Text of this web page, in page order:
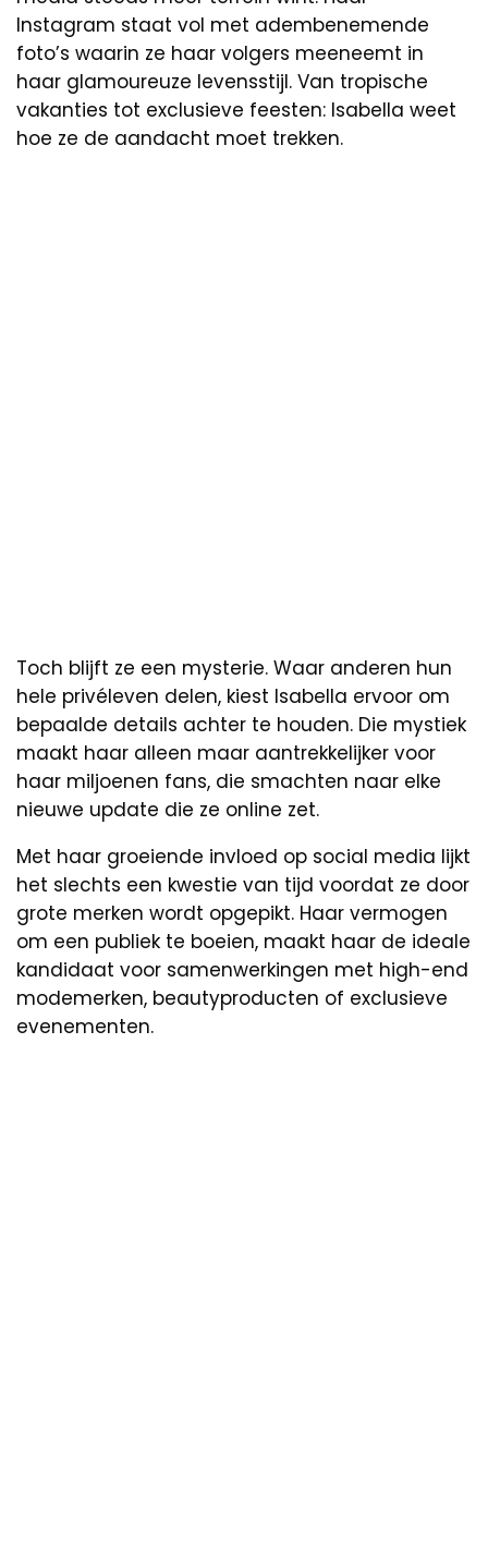
Instagram staat vol met adembenemende
foto’s waarin ze haar volgers meeneemt in
haar glamoureuze levensstijl. Van tropische
vakanties tot exclusieve feesten: Isabella weet
hoe ze de aandacht moet trekken.
Toch blijft ze een mysterie. Waar anderen hun
hele privéleven delen, kiest Isabella ervoor om
bepaalde details achter te houden. Die mystiek
maakt haar alleen maar aantrekkelijker voor
haar miljoenen fans, die smachten naar elke
nieuwe update die ze online zet.
Met haar groeiende invloed op social media lijkt
het slechts een kwestie van tijd voordat ze door
grote merken wordt opgepikt. Haar vermogen
om een publiek te boeien, maakt haar de ideale
kandidaat voor samenwerkingen met high-end
modemerken, beautyproducten of exclusieve
evenementen.